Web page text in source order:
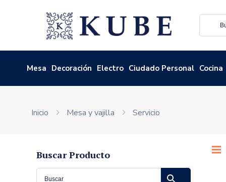
Mesa Decoración Electro Ciudado Personal Cocina
Inicio Mesa y vajilla Servicio
Buscar Producto